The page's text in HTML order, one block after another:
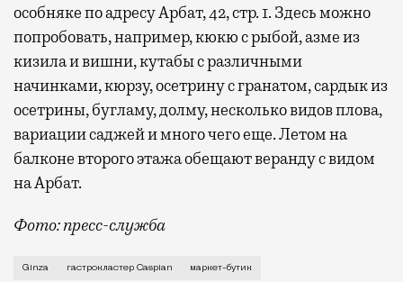
особняке по адресу Арбат, 42, стр. 1. Здесь можно
попробовать, например, кюкю с рыбой, азме из
кизила и вишни, кутабы с различными
начинками, кюрзу, осетрину с гранатом, сардык из
осетрины, бугламу, долму, несколько видов плова,
вариации саджей и много чего еще. Летом на
балконе второго этажа обещают веранду с видом
на Арбат.
Фото: пресс-служба
Это не очередное место для «просто еды», Ginza
Ginza гастрокластер Caspian маркет-бутик